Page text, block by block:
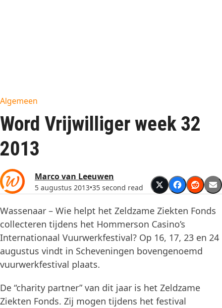
Algemeen
Word Vrijwilliger week 32
2013
Marco van Leeuwen
5 augustus 2013•35 second read
Wassenaar – Wie helpt het Zeldzame Ziekten Fonds
collecteren tijdens het Hommerson Casino’s
Internationaal Vuurwerkfestival? Op 16, 17, 23 en 24
augustus vindt in Scheveningen bovengenoemd
vuurwerkfestival plaats.
De “charity partner” van dit jaar is het Zeldzame
Ziekten Fonds. Zij mogen tijdens het festival